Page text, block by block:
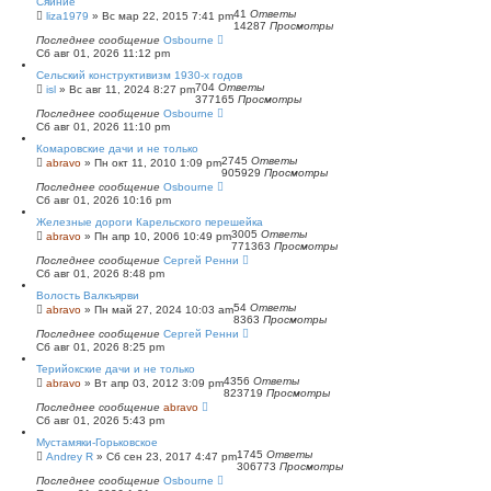
liza1979 » Вс мар 22, 2015 7:41 pm41 Ответы
14287 Просмотры
Последнее сообщение Osbourne
Сб авг 01, 2026 11:12 pm
Сельский конструктивизм 1930-х годов
isl » Вс авг 11, 2024 8:27 pm704 Ответы
377165 Просмотры
Последнее сообщение Osbourne
Сб авг 01, 2026 11:10 pm
Комаровские дачи и не только
abravo » Пн окт 11, 2010 1:09 pm2745 Ответы
905929 Просмотры
Последнее сообщение Osbourne
Сб авг 01, 2026 10:16 pm
Железные дороги Карельского перешейка
abravo » Пн апр 10, 2006 10:49 pm3005 Ответы
771363 Просмотры
Последнее сообщение Сергей Ренни
Сб авг 01, 2026 8:48 pm
Волость Валкъярви
abravo » Пн май 27, 2024 10:03 am54 Ответы
8363 Просмотры
Последнее сообщение Сергей Ренни
Сб авг 01, 2026 8:25 pm
Терийокские дачи и не только
abravo » Вт апр 03, 2012 3:09 pm4356 Ответы
823719 Просмотры
Последнее сообщение abravo
Сб авг 01, 2026 5:43 pm
Мустамяки-Горьковское
Andrey R » Сб сен 23, 2017 4:47 pm1745 Ответы
306773 Просмотры
Последнее сообщение Osbourne